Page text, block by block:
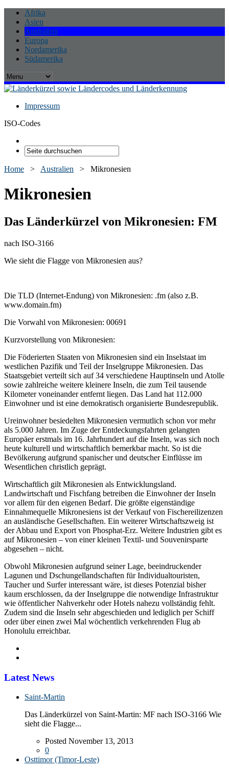
Afrika
Asien
Australien
Europa
Nordamerika
Südamerika
Impressum
ISO-Codes
Home > Australien > Mikronesien
Mikronesien
Das Länderkürzel von Mikronesien: FM
nach ISO-3166
Wie sieht die Flagge von Mikronesien aus?
Die TLD (Internet-Endung) von Mikronesien: .fm (also z.B.
www.domain.fm)
Die Vorwahl von Mikronesien: 00691
Kurzvorstellung von Mikronesien:
Die Föderierten Staaten von Mikronesien sind ein Inselstaat im
westlichen Pazifik und Teil der Inselgruppe Mikronesien. Das
Staatsgebiet verteilt sich auf 34 verschiedene Hauptinseln und Atolle
sowie zahlreiche weitere kleinere Inseln, die zum Teil tausende
Kilometer voneinander entfernt liegen. Das Land hat 112.000
Einwohner und ist eine demokratisch organisierte Bundesrepublik.
Ureinwohner besiedelten Mikronesien vermutlich schon vor mehr
als 5.000 Jahren. Im Zuge der Entdeckungsfahrten gelangten
Europäer erstmals im 16. Jahrhundert auf die Inseln, was sich noch
heute kulturell und wirtschaftlich bemerkbar macht. So ist die
Bevölkerung aufgrund spanischer und deutscher Einflüsse im
Wesentlichen christlich geprägt.
Wirtschaftlich gilt Mikronesien als Entwicklungsland.
Landwirtschaft und Fischfang betreiben die Einwohner der Inseln
vor allem für den eigenen Bedarf. Die größte eigenständige
Einnahmequelle Mikronesiens ist der Verkauf von Fischereilizenzen
an ausländische Gesellschaften. Ein weiterer Wirtschaftszweig ist
der Abbau und Export von Phosphat-Erz. Weitere Industrien gibt es
auf Mikronesien – von einer kleinen Textil- und Souvenirsparte
abgesehen – nicht.
Obwohl Mikronesien aufgrund seiner Lage, beeindruckender
Lagunen und Dschungellandschaften für Individualtouristen,
Taucher und Surfer interessant wäre, ist dieses Potenzial bisher
kaum erschlossen, da der Inselgruppe die notwendige Infrastruktur
wie öffentlicher Nahverkehr oder Hotels nahezu vollständig fehlt.
Zudem sind die Inseln sehr abgeschieden und lediglich per Schiff
oder über einen zwei Mal wöchentlich verkehrenden Flug ab
Honolulu erreichbar.
Latest News
Saint-Martin
Das Länderkürzel von Saint-Martin: MF nach ISO-3166 Wie
sieht die Flagge...
Posted November 13, 2013
0
Osttimor (Timor-Leste)